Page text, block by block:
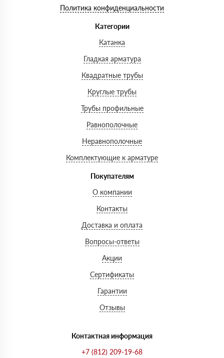
Политика конфиденциальности
Категории
Катанка
Гладкая арматура
Квадратные трубы
Круглые трубы
Трубы профильные
Равнополочные
Неравнополочные
Комплектующие к арматуре
Покупателям
О компании
Контакты
Доставка и оплата
Вопросы-ответы
Акции
Сертификаты
Гарантии
Отзывы
Контактная информация
+7 (812) 209-19-68